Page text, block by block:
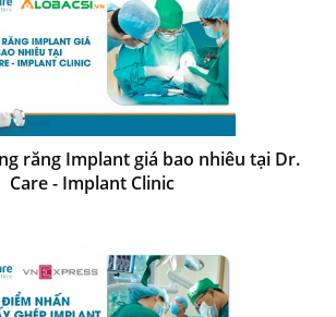
răng Implant giá bao nhiêu tại Dr.
Care - Implant Clinic